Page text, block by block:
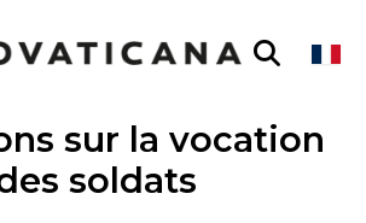
sur la vocation
soldats